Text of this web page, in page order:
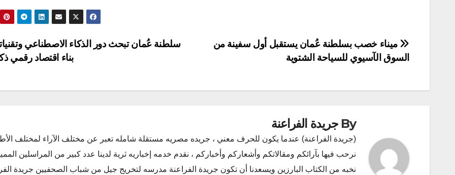
تصفّح
المقالات
سلطنة عُمان تبحث دور الذكاء الاصطناعي
بناء اقتصاد رقمي
ميناء خصب بسلطنة عُمان يستقبل أول سفينة من
السوق الآسيوي للسياحة الشتوية
By جريدة الفراعنة
(جريدة الفراعنة) عندما يكون للحرف معني ، جريده مصريه مستقلة شامله تعبر عن مختلف الآراء لمختلف
نرحب فيها بآرائكم ومقالاتكم وأشعاركم وأخباركم ، نقدم خدمه إخباريه ثرية لدينا عدد كبير من المراسلين
نخبه من الكتاب البارزين ويسعدنا أن تكون جريدة الفراعنة مدرسه لتخريج جيل من شباب الصحفيين جريدة